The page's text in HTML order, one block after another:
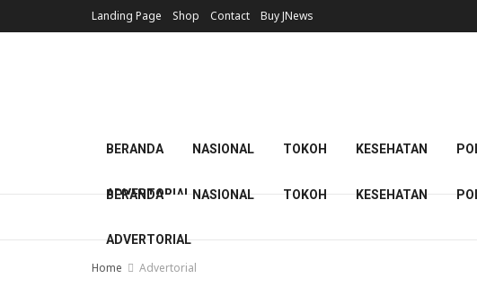
Landing Page Shop Contact Buy JNews
BERANDA NASIONAL TOKOH KESEHATAN
ADVERTORIAL
BERANDA NASIONAL TOKOH KESEHATAN
ADVERTORIAL
Home Advertorial